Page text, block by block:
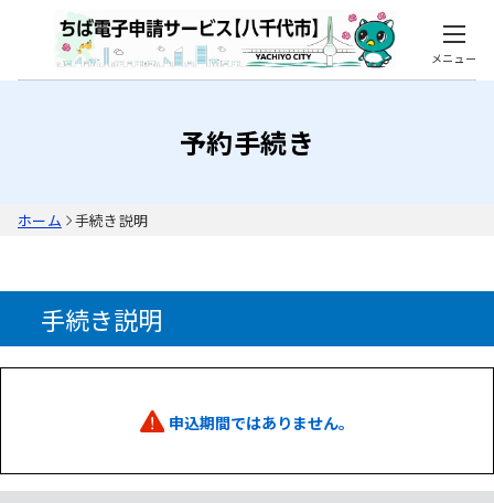
メニュー
予約手続き
ホーム 手続き説明
手続き説明
申込期間ではありません。